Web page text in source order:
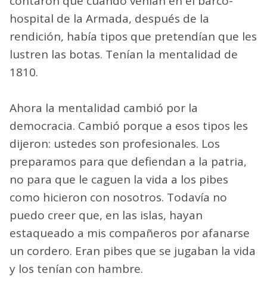
hospital de la Armada, después de la
rendición, había tipos que pretendían que les
lustren las botas. Tenían la mentalidad de
1810.
Ahora la mentalidad cambió por la
democracia. Cambió porque a esos tipos les
dijeron: ustedes son profesionales. Los
preparamos para que defiendan a la patria,
no para que le caguen la vida a los pibes
como hicieron con nosotros. Todavía no
puedo creer que, en las islas, hayan
estaqueado a mis compañeros por afanarse
un cordero. Eran pibes que se jugaban la vida
y los tenían con hambre.